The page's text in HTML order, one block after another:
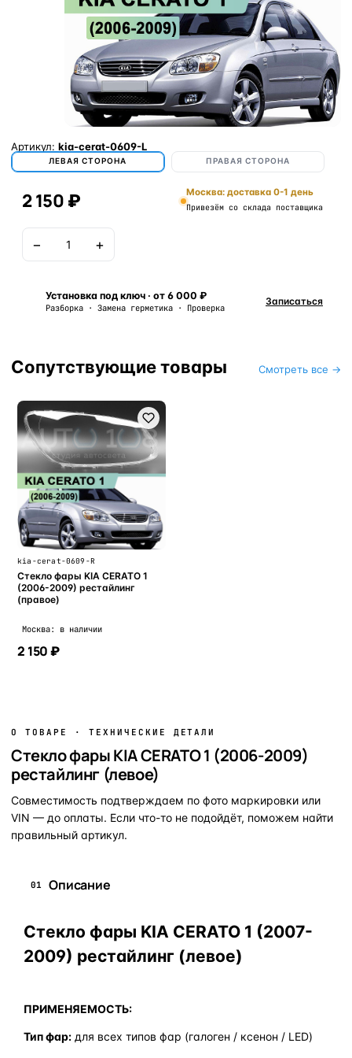
Артикул: kia-cerat-0609-L
ЛЕВАЯ СТОРОНА ПРАВАЯ СТОРОНА
2 150 ₽ Москва: доставка 0-1 день
Привезём со склада поставщика
− +
Установка под ключ · от 6 000 ₽
Разборка · Замена герметика · Проверка
Записаться
Сопутствующие товары Смотреть все →
kia-cerat-0609-R
Стекло фары KIA CERATO 1
(2006-2009) рестайлинг
(правое)
Москва: в наличии
2 150 ₽
О ТОВАРЕ · ТЕХНИЧЕСКИЕ ДЕТАЛИ
Стекло фары KIA CERATO 1 (2006-2009)
рестайлинг (левое)
Совместимость подтверждаем по фото маркировки или
VIN — до оплаты. Если что-то не подойдёт, поможем найти
правильный артикул.
01 Описание
Стекло фары KIA CERATO 1 (2007-
2009) рестайлинг (левое)
ПРИМЕНЯЕМОСТЬ:
Тип фар: для всех типов фар (галоген / ксенон / LED)